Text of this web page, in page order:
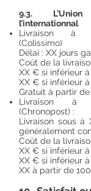
9.3.
l’internationnal
Livraison à
(Colissimo)
Délai : XX jours
Coût de la
XX € si inférieur
XX € si inférieur
Gratuit à partir
Livraison à
(Chronopost) :
Livraison sous à
généralement
Coût de la
XX € si inférieur
XX € si inférieur
XX à partir de